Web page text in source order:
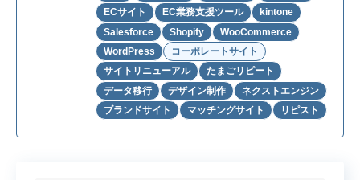
ECサイト
EC業務支援ツール
kintone
Salesforce
Shopify
WooCommerce
WordPress
コーポレートサイト
サイトリニューアル
たまごリピート
データ移行
デザイン制作
ネクストエンジン
ブランドサイト
マッチングサイト リピスト